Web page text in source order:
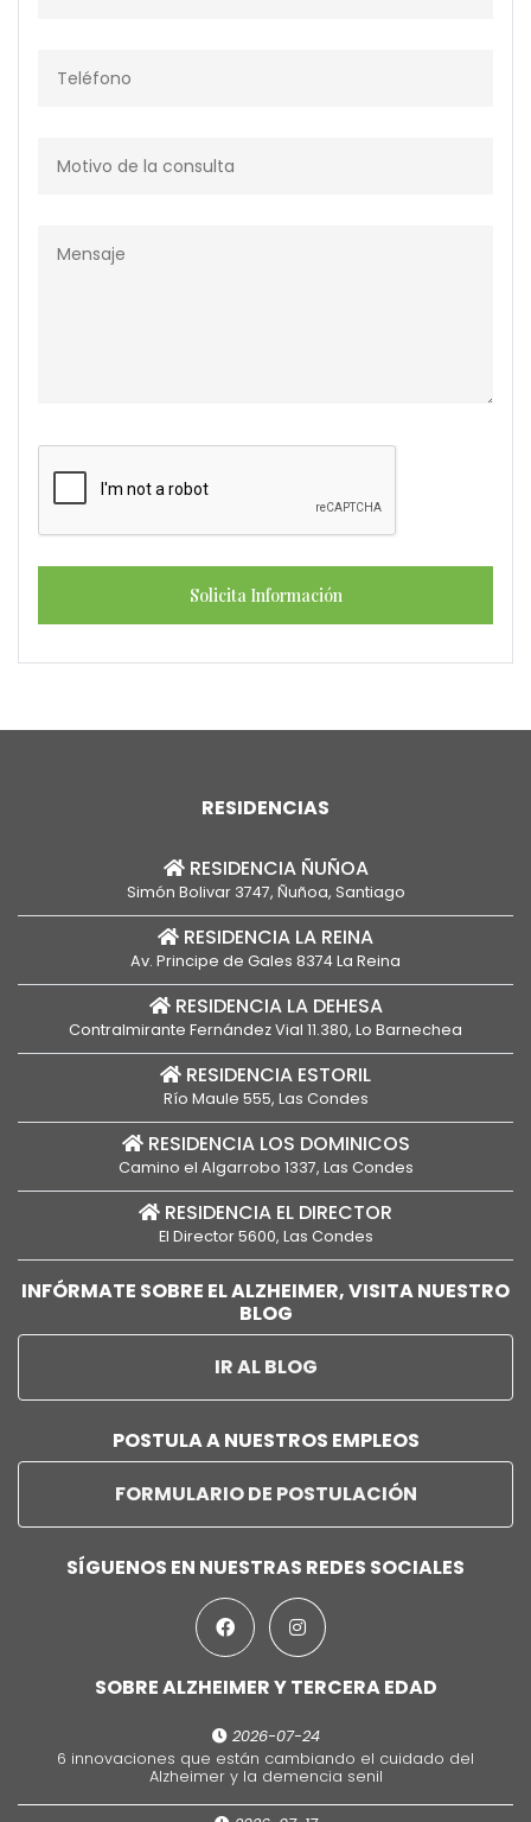
RESIDENCIAS
RESIDENCIA ÑUÑOA
Simón Bolivar 3747, Ñuñoa, Santiago
RESIDENCIA LA REINA
Av. Principe de Gales 8374 La Reina
RESIDENCIA LA DEHESA
Contralmirante Fernández Vial 11.380, Lo Barnechea
RESIDENCIA ESTORIL
Río Maule 555, Las Condes
RESIDENCIA LOS DOMINICOS
Camino el Algarrobo 1337, Las Condes
RESIDENCIA EL DIRECTOR
El Director 5600, Las Condes
INFÓRMATE SOBRE EL ALZHEIMER, VISITA NUESTRO
BLOG
IR AL BLOG
POSTULA A NUESTROS EMPLEOS
FORMULARIO DE POSTULACIÓN
SÍGUENOS EN NUESTRAS REDES SOCIALES
SOBRE ALZHEIMER Y TERCERA EDAD
2026-07-24
6 innovaciones que están cambiando el cuidado del
Alzheimer y la demencia senil